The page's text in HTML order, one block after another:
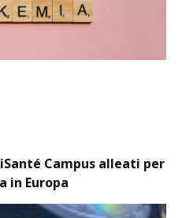
Campus alleati per
in Europa